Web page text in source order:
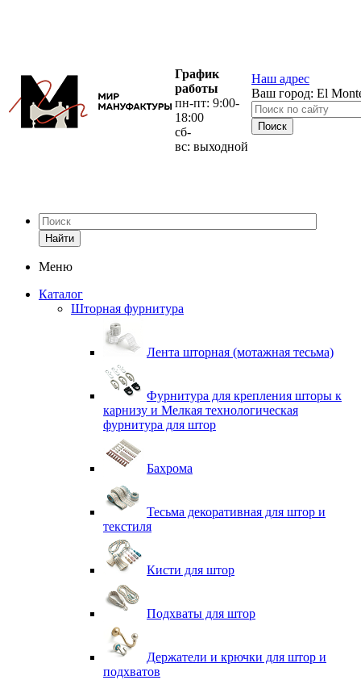
График
работы
пн-пт: 9:00-
18:00
сб-
вс: выходной
Наш адрес
Ваш город: El
Найти
Меню
Каталог
Шторная фурнитура
Лента шторная (мотажная тесьма)
Фурнитура для крепления шторы к
карнизу и Мелкая технологическая
фурнитура для штор
Бахрома
Тесьма декоративная для штор и
текстиля
Кисти для штор
Подхваты для штор
Держатели и крючки для штор и
подхватов